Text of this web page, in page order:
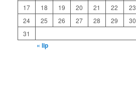
17
18 19 20 21 22
23
24
25 26 27 28 29
30
31
« lip